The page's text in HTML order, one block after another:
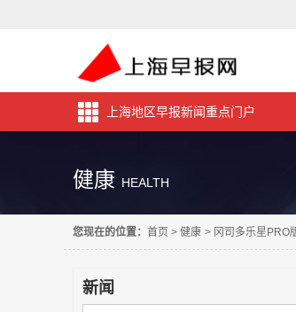
上海地区早报新闻重点门户
健康 HEALTH
您现在的位置： 首页 > 健康 > 冈司多乐星PRO
新闻